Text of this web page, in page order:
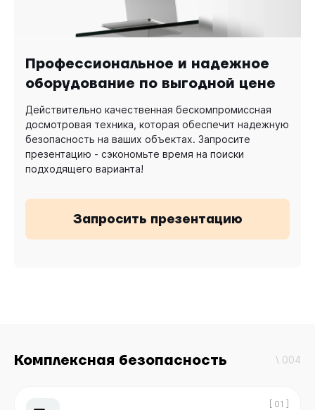
Профессиональное и надежное
оборудование по выгодной цене
Действительно качественная бескомпромиссная
досмотровая техника, которая обеспечит надежную
безопасность на ваших объектах. Запросите
презентацию - сэкономьте время на поиски
подходящего варианта!
Запросить презентацию
Комплексная безопасность \ 004
[ 01 ]